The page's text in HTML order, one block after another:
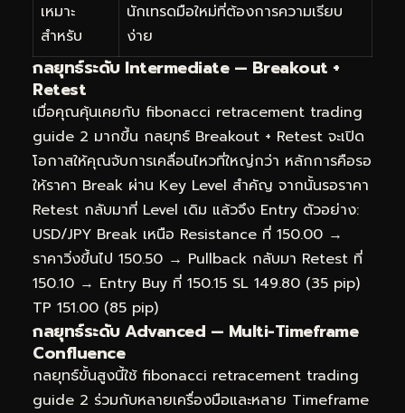
เหมาะ
สำหรับ
นักเทรดมือใหม่ที่ต้องการความเรียบ
ง่าย
กลยุทธ์ระดับ Intermediate — Breakout +
Retest
เมื่อคุณคุ้นเคยกับ fibonacci retracement trading
guide 2 มากขึ้น กลยุทธ์ Breakout + Retest จะเปิด
โอกาสให้คุณจับการเคลื่อนไหวที่ใหญ่กว่า หลักการคือรอ
ให้ราคา Break ผ่าน Key Level สำคัญ จากนั้นรอราคา
Retest กลับมาที่ Level เดิม แล้วจึง Entry ตัวอย่าง:
USD/JPY Break เหนือ Resistance ที่ 150.00 →
ราคาวิ่งขึ้นไป 150.50 → Pullback กลับมา Retest ที่
150.10 → Entry Buy ที่ 150.15 SL 149.80 (35 pip)
TP 151.00 (85 pip)
กลยุทธ์ระดับ Advanced — Multi-Timeframe
Confluence
กลยุทธ์ขั้นสูงนี้ใช้ fibonacci retracement trading
guide 2 ร่วมกับหลายเครื่องมือและหลาย Timeframe